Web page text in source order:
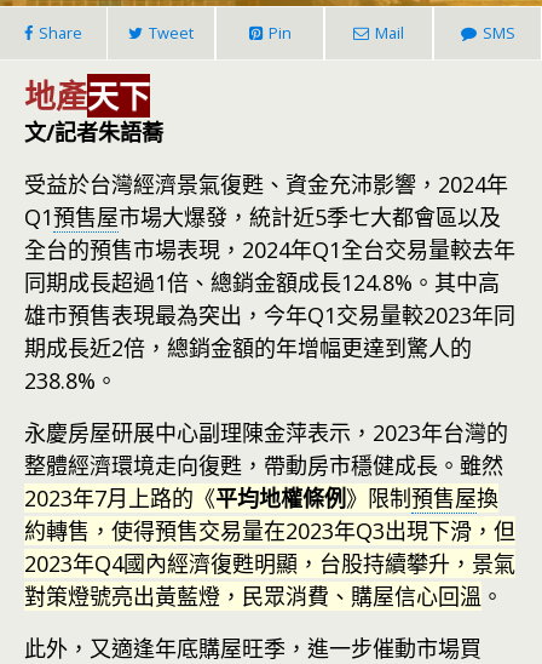
Share Tweet Pin Mail SMS
地產天下
文/記者朱語蕎
受益於台灣經濟景氣復甦、資金充沛影響，2024年
Q1預售屋市場大爆發，統計近5季七大都會區以及
全台的預售市場表現，2024年Q1全台交易量較去年
同期成長超過1倍、總銷金額成長124.8%。其中高
雄市預售表現最為突出，今年Q1交易量較2023年同
期成長近2倍，總銷金額的年增幅更達到驚人的
238.8%。
永慶房屋研展中心副理陳金萍表示，2023年台灣的
整體經濟環境走向復甦，帶動房市穩健成長。雖然
2023年7月上路的《平均地權條例》限制預售屋換
約轉售，使得預售交易量在2023年Q3出現下滑，但
2023年Q4國內經濟復甦明顯，台股持續攀升，景氣
對策燈號亮出黃藍燈，民眾消費、購屋信心回溫 。
此外，又適逢年底購屋旺季，進一步催動市場買